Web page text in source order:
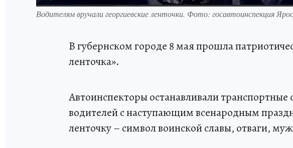
Водителям вручали георгиевские ленточки. Фото: госавтоинспекция
В губернском городе 8 мая прошла
ленточка».
Автоинспекторы останавливали транспортные
водителей с наступающим всенародным
ленточку – символ воинской славы, отваги,